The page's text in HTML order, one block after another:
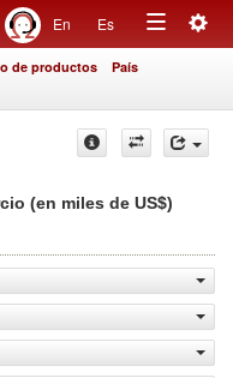
En Es
Toggle
de productos País
(en miles de US$)